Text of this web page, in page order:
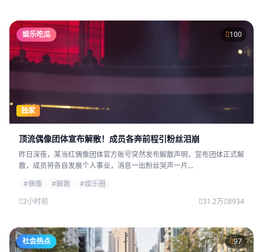
娱乐吃瓜 100
独家
顶流偶像团体宣布解散！成员各奔前程引粉丝泪崩
昨日深夜，某当红偶像团体官方账号突然发布解散声明，宣布团体正式解
散，成员将各自发展个人事业，消息一出粉丝哭声一片...
#偶像
#解散
#娱乐圈
2小时前
31.2万 8934
社会热点 97